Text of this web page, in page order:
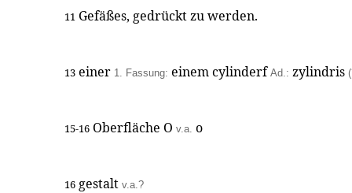
11 Gefäßes, gedrückt zu werden.
13 einer 1. Fassung: einem cylinderf Ad.: zylindris
15-16 Oberfläche O v.a. o
16 gestalt v.a.?